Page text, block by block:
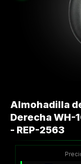
Almohadilla
Derecha WH-
- REP-2563